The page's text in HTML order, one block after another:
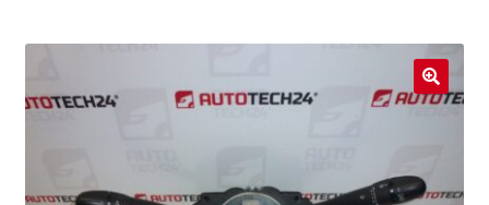
Finalizare comandă
🔍